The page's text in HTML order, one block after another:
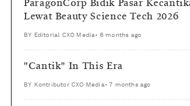
ParagonCorp Bidik Pasar
Lewat Beauty Science Tech 2026
BY Editorial CXO Media• 6 months ago
"Cantik" In This Era
BY Kontributor CXO Media• 7 months ago